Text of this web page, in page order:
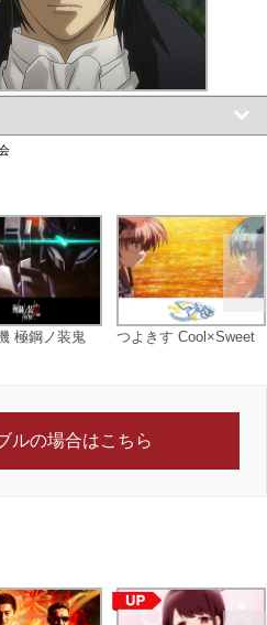
極鋼ノ装鬼 つよきす Cool×Sweet
ルの場合はこちら